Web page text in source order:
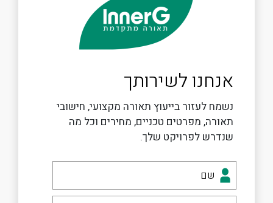
אנחנו לשירותך
נשמח לעזור בייעוץ תאורה מקצועי, חישובי
תאורה, מפרטים טכניים, מחירים וכל מה
שנדרש לפרויקט שלך.